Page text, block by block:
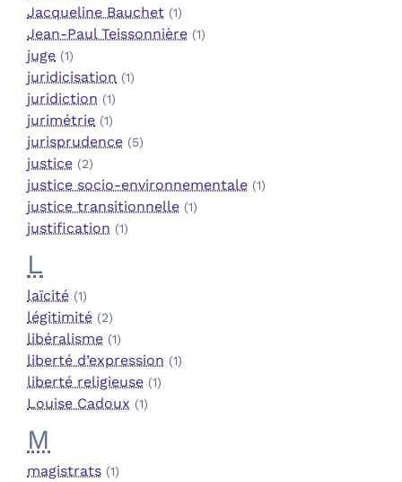
Jacqueline Bauchet (1)
Jean-Paul Teissonnière (1)
juge (1)
juridicisation (1)
juridiction (1)
jurimétrie (1)
jurisprudence (5)
justice (2)
justice socio-environnementale (1)
justice transitionnelle (1)
justification (1)
L
laïcité (1)
légitimité (2)
libéralisme (1)
liberté d’expression (1)
liberté religieuse (1)
Louise Cadoux (1)
M
magistrats (1)